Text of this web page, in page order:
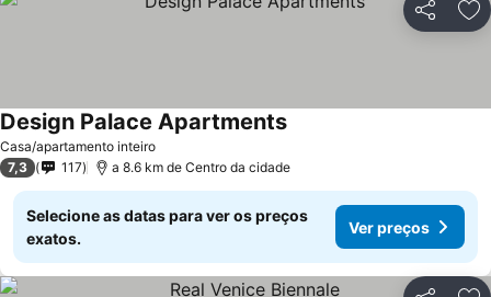
Partilhar
Casa/apartamento inteiro
Design Palace Apartments
7,3 117 a 8.6 km de Centro da cidade
Selecione as datas para ver os preços
exatos.
Ver preços